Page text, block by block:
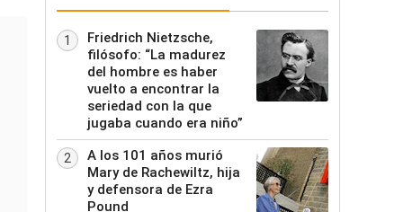
1
Friedrich Nietzsche,
filósofo: “La madurez
del hombre es haber
vuelto a encontrar la
seriedad con la que
jugaba cuando era niño”
2
A los 101 años murió
Mary de Rachewiltz, hija
y defensora de Ezra
Pound